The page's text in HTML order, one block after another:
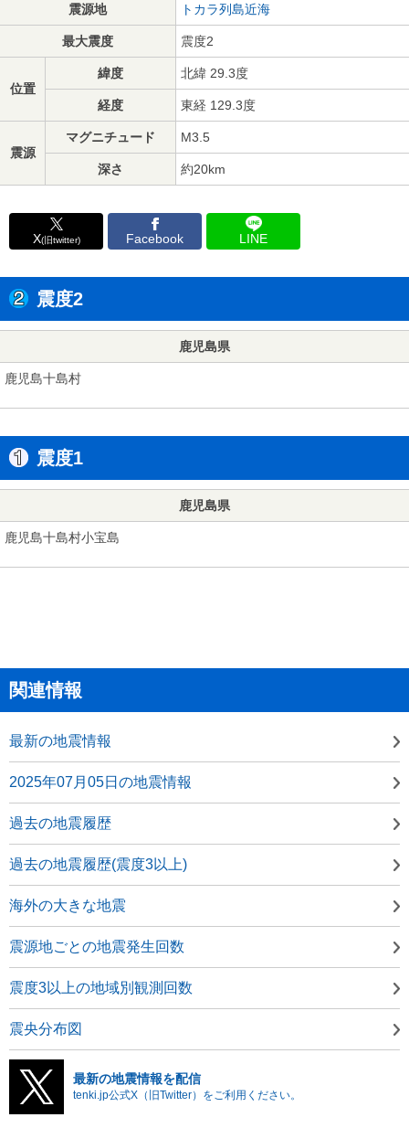
震源地 トカラ列島近海
最大震度 震度2
位置
緯度 北緯 29.3度
経度 東経 129.3度
震源
マグニチュード M3.5
深さ 約20km
X(旧twitter) Facebook LINE
震度2
鹿児島県
鹿児島十島村
震度1
鹿児島県
鹿児島十島村小宝島
関連情報
最新の地震情報
2025年07月05日の地震情報
過去の地震履歴
過去の地震履歴(震度3以上)
海外の大きな地震
震源地ごとの地震発生回数
震度3以上の地域別観測回数
震央分布図
最新の地震情報を配信
tenki.jp公式X（旧Twitter）をご利用ください。